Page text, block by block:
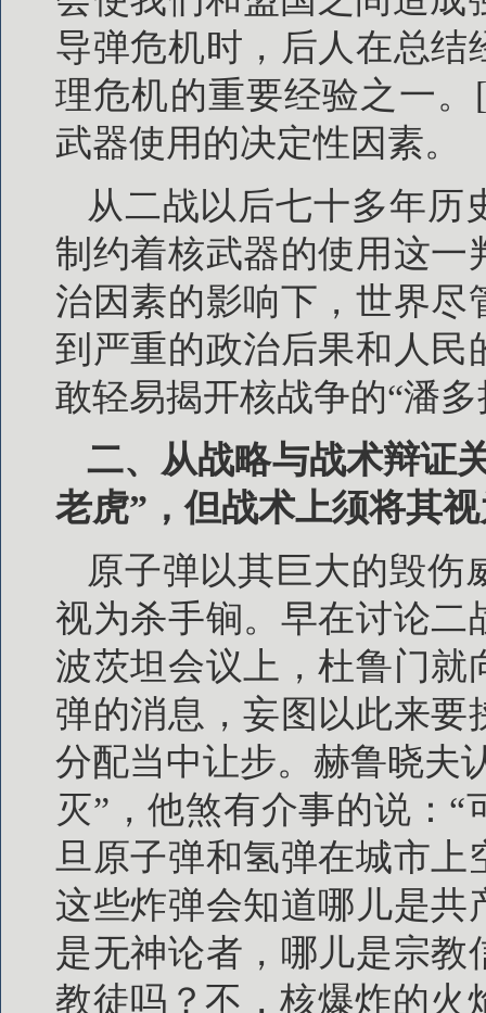
导弹危机时，后人在总
理危机的重要经验之一
武器使用的决定性因素。
从二战以后七十多年历
制约着核武器的使用这一
治因素的影响下，世界
到严重的政治后果和人
敢轻易揭开核战争的“潘
二、从战略与战术辩证
老虎”，但战术上须将其
原子弹以其巨大的毁伤
视为杀手锏。早在讨论二
波茨坦会议上，杜鲁门就
弹的消息，妄图以此来要
分配当中让步。赫鲁晓夫
灭”，他煞有介事的说：
旦原子弹和氢弹在城市上
这些炸弹会知道哪儿是共
是无神论者，哪儿是宗
教徒吗？不，核爆炸的火